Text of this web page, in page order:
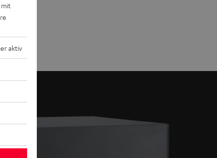
mit
aktiv